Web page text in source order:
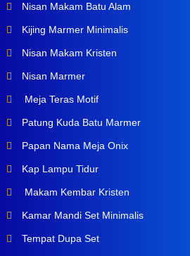
Nisan Makam Batu Alam
Kijing Marmer Minimalis
Nisan Makam Kristen
Nisan Marmer
Meja Teras Motif
Patung Kuda Batu Marmer
Papan Nama Meja Onix
Kap Lampu Tidur
Makam Kembar Kristen
Kamar Mandi Set Minimalis
Tempat Dupa Set